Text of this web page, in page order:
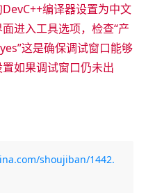
编译器设置为中文
进入工具选项，检查“产
这是确保调试窗口能够
如果调试窗口仍未出
shoujiban/1442.